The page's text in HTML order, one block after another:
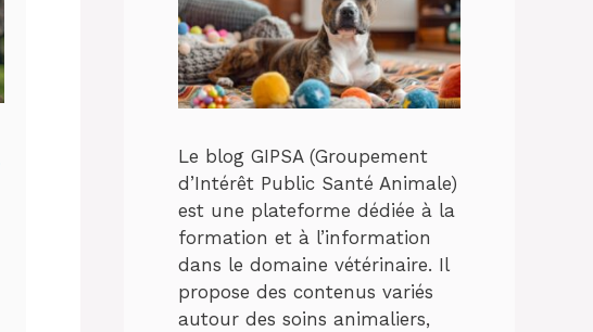
Le blog GIPSA (Groupement
d’Intérêt Public Santé Animale)
est une plateforme dédiée à la
formation et à l’information
dans le domaine vétérinaire. Il
propose des contenus variés
autour des soins animaliers,